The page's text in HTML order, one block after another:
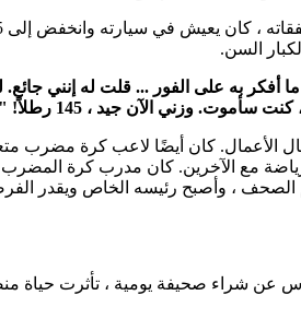
أفكر به على الفور ... قلت له إنني
سأموت. وزني الآن جيد ، 145 رطلاً! "
، وأصبح رئيسه الخاص ويقدر
شراء صحيفة يومية ، تأثرت حياة